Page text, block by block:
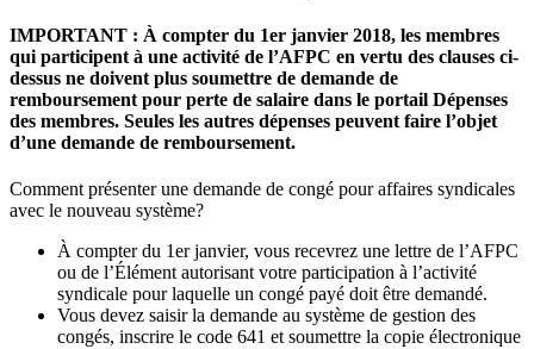
IMPORTANT : À compter du 1er janvier 2018, les membres
qui participent à une activité de l’AFPC en vertu des clauses ci-
dessus ne doivent plus soumettre de demande de
remboursement pour perte de salaire dans le portail Dépenses
des membres. Seules les autres dépenses peuvent faire l’objet
d’une demande de remboursement.
Comment présenter une demande de congé pour affaires syndicales
avec le nouveau système?
À compter du 1er janvier, vous recevrez une lettre de l’AFPC
ou de l’Élément autorisant votre participation à l’activité
syndicale pour laquelle un congé payé doit être demandé.
Vous devez saisir la demande au système de gestion des
congés, inscrire le code 641 et soumettre la copie électronique